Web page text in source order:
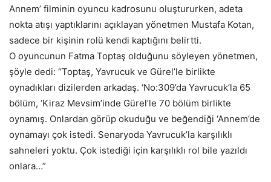
Annem’ filminin oyuncu kadrosunu oluştururken, adeta
nokta atışı yaptıklarını açıklayan yönetmen Mustafa Kotan,
sadece bir kişinin rolü kendi kaptığını belirtti.
O oyuncunun Fatma Toptaş olduğunu söyleyen yönetmen,
şöyle dedi: “Toptaş, Yavrucuk ve Gürel’le birlikte
oynadıkları dizilerden arkadaş. ‘No:309’da Yavrucuk’la 65
bölüm, ‘Kiraz Mevsim’inde Gürel’le 70 bölüm birlikte
oynamış. Onlardan görüp okuduğu ve beğendiği ‘Annem’de
oynamayı çok istedi. Senaryoda Yavrucuk’la karşılıklı
sahneleri yoktu. Çok istediği için karşılıklı rol bile yazıldı
onlara…”